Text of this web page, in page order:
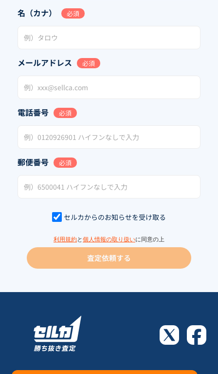
名（カナ） 必須
メールアドレス 必須
電話番号 必須
郵便番号 必須
セルカからのお知らせを受け取る
利用規約と 個人情報の取り扱いに同意の上
査定依頼する